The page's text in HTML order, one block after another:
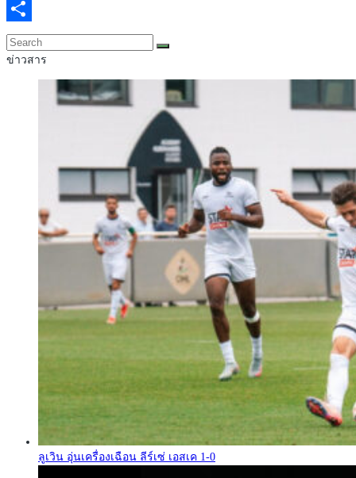
Email
Share
ข่าวสาร
ลูเวิน อุ่นเครื่องเฉือน ลีร์เซ่ เอสเค 1-0